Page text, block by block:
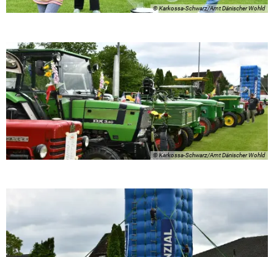
© Karkossa-Schwarz/Amt Dänischer Wohld
© Karkossa-Schwarz/Amt Dänischer Wohld